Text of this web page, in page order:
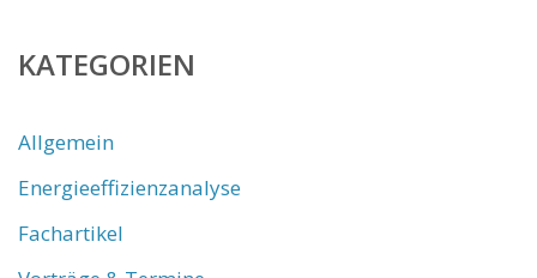
KATEGORIEN
Allgemein
Energieeffizienzanalyse
Fachartikel